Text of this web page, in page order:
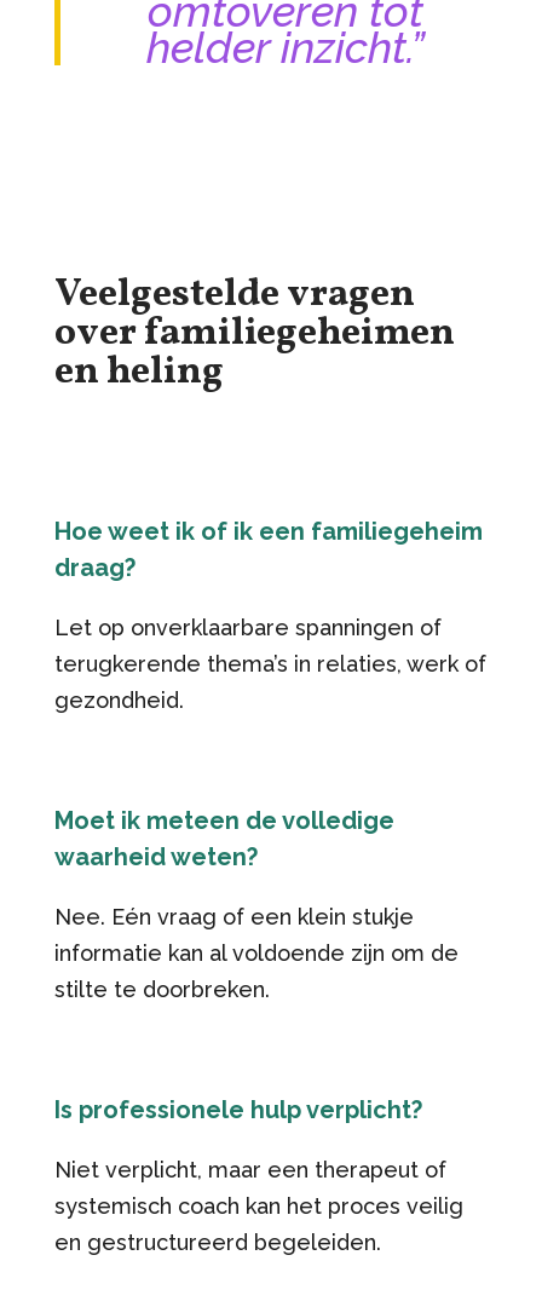
omtoveren tot
helder inzicht.”
Veelgestelde vragen
over familiegeheimen
en heling
Hoe weet ik of ik een familiegeheim
draag?
Let op onverklaarbare spanningen of
terugkerende thema’s in relaties, werk of
gezondheid.
Moet ik meteen de volledige
waarheid weten?
Nee. Eén vraag of een klein stukje
informatie kan al voldoende zijn om de
stilte te doorbreken.
Is professionele hulp verplicht?
Niet verplicht, maar een therapeut of
systemisch coach kan het proces veilig
en gestructureerd begeleiden.